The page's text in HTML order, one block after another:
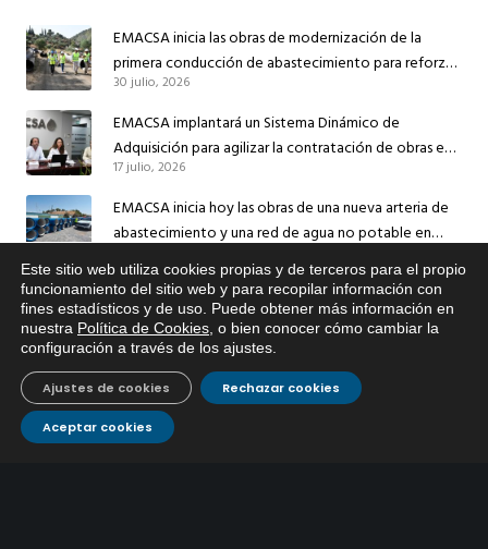
EMACSA inicia las obras de modernización de la
primera conducción de abastecimiento para reforzar
el suministro de agua de Córdoba
30 julio, 2026
EMACSA implantará un Sistema Dinámico de
Adquisición para agilizar la contratación de obras en
sus redes e instalaciones
17 julio, 2026
EMACSA inicia hoy las obras de una nueva arteria de
abastecimiento y una red de agua no potable en
Caracterización ZA Córdoba Red Quemadas- 1ª Sem
2026
9 julio, 2026
Caracterización ZA Córdoba Red Carrera Caballo-1º
Sem 2026
9 julio, 2026
Este sitio web utiliza cookies propias y de terceros para el propio
funcionamiento del sitio web y para recopilar información con
fines estadísticos y de uso. Puede obtener más información en
nuestra Política de Cookies , o bien conocer cómo cambiar la
configuración a través de los ajustes
Aceptar cookies
Rechazar cookies
Ajustes de cookies
Si tiene cualquier duda sobre
EMACSA, haga click abajo.